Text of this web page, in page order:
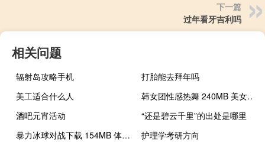
下一篇
过年看牙吉利吗
相关问题
辐射岛攻略手机
打胎能去拜年吗
美工适合什么人
韩女团性感热舞 240MB 美女时尚类VR视频
酒吧元宵活动
“还是碧云千里”的出处是哪里
暴力冰球对战下载 154MB 体育运动类VR视频
护理学考研方向